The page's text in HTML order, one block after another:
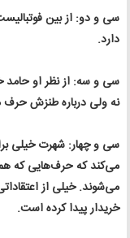
سی و دو: از بین
دارد.
سی و سه: از نظر او حامد
نه ولی درباره طنزش
سی و چهار: شهرت خیلی
می‌کند که حرف‌هایی که
می‌شوند. خیلی از
خریدار پیدا کرده‌ است.